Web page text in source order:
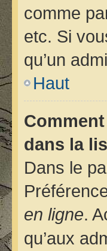
comme
etc. Si
qu’un
Haut
dans la
Dans le
en ligne.
qu’aux